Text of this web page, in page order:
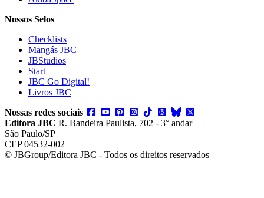
Nossos Selos
Checklists
Mangás JBC
JBStudios
Start
JBC Go Digital!
Livros JBC
Nossas redes sociais
Editora JBC R. Bandeira Paulista, 702 - 3° andar
São Paulo/SP
CEP 04532-002
© JBGroup/Editora JBC - Todos os direitos reservados